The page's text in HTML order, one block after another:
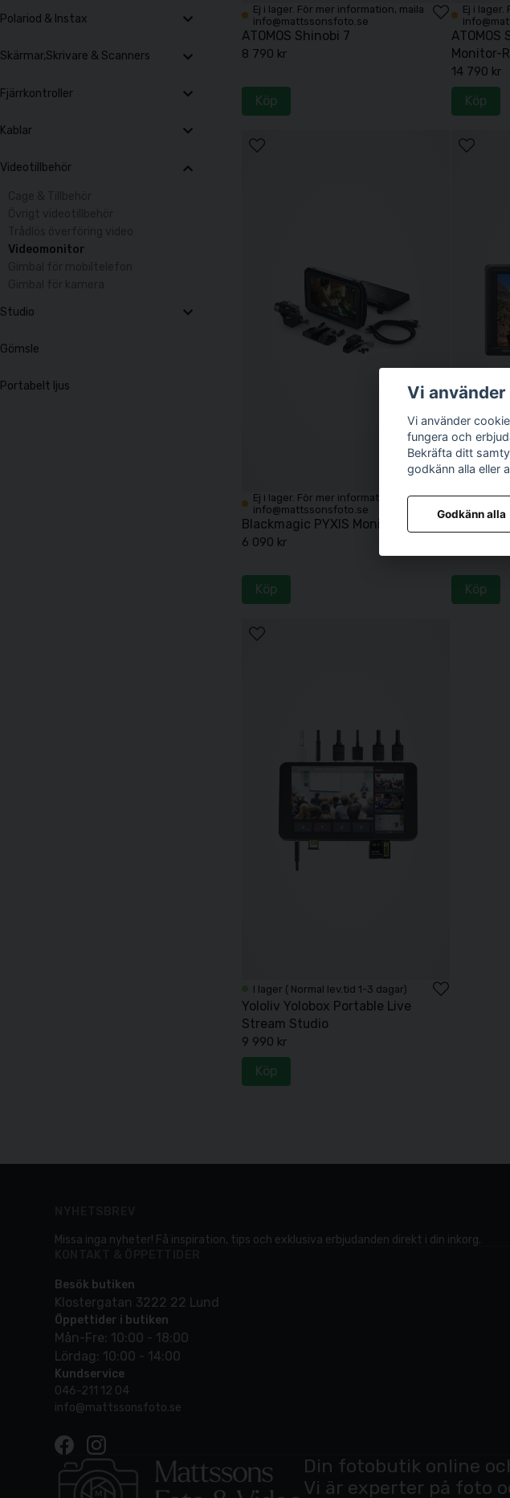
Polariod & Instax
Skärmar,Skrivare & Scanners
Fjärrkontroller
Kablar
Videotillbehör
Videomonitor
Studio
Gömsle
Portabelt ljus
Ej i lager. För mer information, maila
info@mattssonsfoto.se
ATOMOS Shinobi 7
8 790 kr
Köp
Ej i lager.
ATOMOS
Monitor-
14 790 kr
Köp
Ej i lager. För mer information, maila
info@mattssonsfoto.se
Blackmagic PYXIS Monitor Kit
6 090 kr
Köp
Ej i lager.
Köp
I lager ( Normal lev.tid 1-3 dagar)
Yololiv Yolobox Portable Live
Stream Studio
9 990 kr
Köp
Missa inga nyheter! Få inspiration, tips och exklusiva erbjudanden direkt i din inkorg.
Besök butiken
Klostergatan 3222 22 Lund
Öppettider i butiken
Mån-Fre: 10:00 - 18:00
Lördag: 10:00 - 14:00
Kundservice
046-211 12 04
info@mattssonsfoto.se
Din fotobutik online
Vi är experter på foto
Vi
Vi använder
fungera och
Bekräfta ditt
godkänn alla eller
Godkänn alla